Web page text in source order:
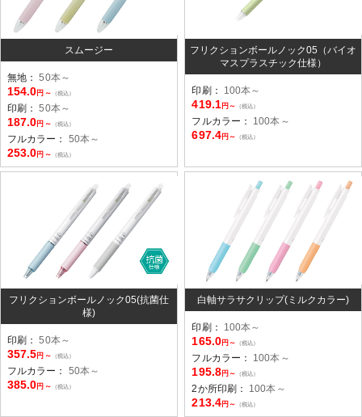
スムージー
無地：50本～
154.0 円～ （税込）
印刷：50本～
187.0 円～ （税込）
フルカラー： 50本～
253.0 円～ （税込）
フリクションボールノック05（バイオ
マスプラスチック仕様）
印刷： 100本～
419.1円～ （税込）
フルカラー： 100本～
697.4円～ （税込）
フリクションボールノック05(抗菌仕
様)
印刷：50本～
357.5 円～ （税込）
フルカラー： 50本～
385.0 円～ （税込）
白軸サラサクリップ(ミルクカラー)
印刷： 100本～
165.0円～ （税込）
フルカラー： 100本～
195.8円～ （税込）
2か所印刷： 100本～
213.4円～ （税込）